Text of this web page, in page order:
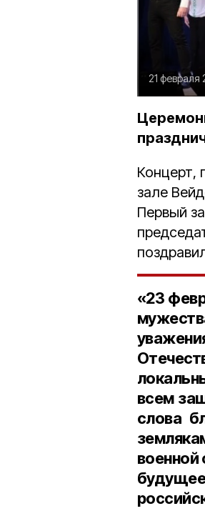
21 февраля
Концерт,
зале
Первый
«23
всем
слова